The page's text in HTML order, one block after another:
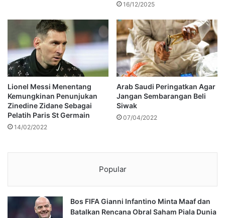
16/12/2025
Lionel Messi Menentang
Kemungkinan Penunjukan
Zinedine Zidane Sebagai
Pelatih Paris St Germain
14/02/2022
Arab Saudi Peringatkan Agar
Jangan Sembarangan Beli
Siwak
07/04/2022
Popular
Bos FIFA Gianni Infantino Minta Maaf dan
Batalkan Rencana Obral Saham Piala Dunia